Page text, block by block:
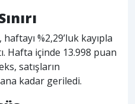
%2,29’luk kayıpla
Hafta içinde 13.998 puan
satışların
kadar geriledi.